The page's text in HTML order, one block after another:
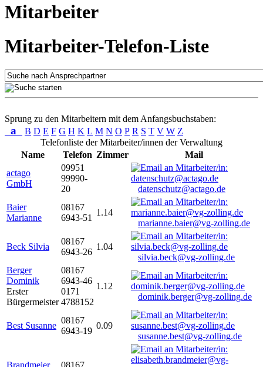
Mitarbeiter
Mitarbeiter-Telefon-Liste
Sprung zu den Mitarbeitern mit dem Anfangsbuchstaben:
a B D E F G H K L M N O P R S T V W Z
Telefonliste der Mitarbeiter/innen der Verwaltung
Name
Telefon Zimmer
Mail
actago
GmbH
09951
99990-
20
datenschutz@actago.de
Baier
Marianne
08167
6943-51
1.14
marianne.baier@vg-zolling.de
Beck Silvia
08167
6943-26
1.04
silvia.beck@vg-zolling.de
Berger
Dominik
Erster
Bürgermeister
08167
6943-46
0171
4788152
1.12
dominik.berger@vg-zolling.de
Best Susanne
08167
6943-19
0.09
susanne.best@vg-zolling.de